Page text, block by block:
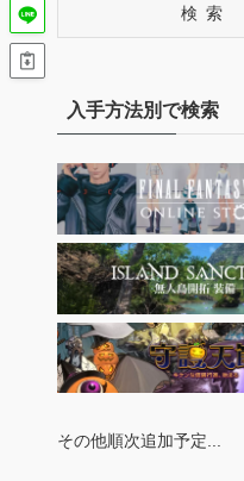
検索
入手方法別で検索
その他順次追加予定...